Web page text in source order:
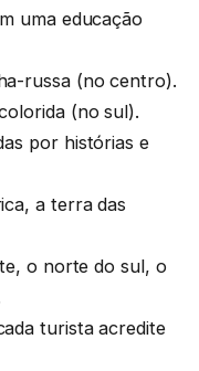
uma educação
russa (no centro).
(no sul).
por histórias e
a terra das
o norte do sul, o
turista acredite